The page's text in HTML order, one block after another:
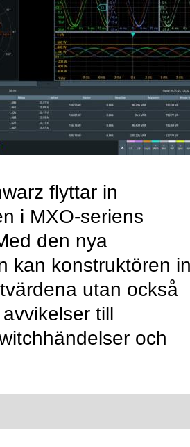
flyttar in
i MXO-seriens
den nya
kan konstruktören
utan också
till
och